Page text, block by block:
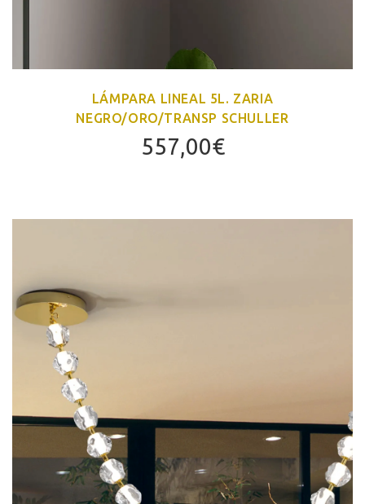
LÁMPARA LINEAL 5L. ZARIA
NEGRO/ORO/TRANSP SCHULLER
557,00€